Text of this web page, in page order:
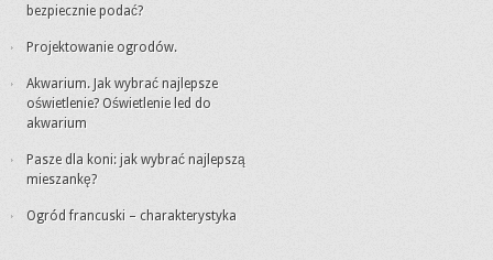
bezpiecznie podać?
Projektowanie ogrodów.
Akwarium. Jak wybrać najlepsze
oświetlenie? Oświetlenie led do
akwarium
Pasze dla koni: jak wybrać najlepszą
mieszankę?
Ogród francuski – charakterystyka